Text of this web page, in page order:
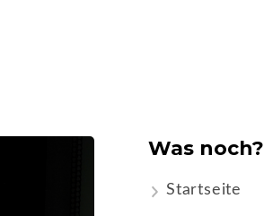
Was noch?
Startseite